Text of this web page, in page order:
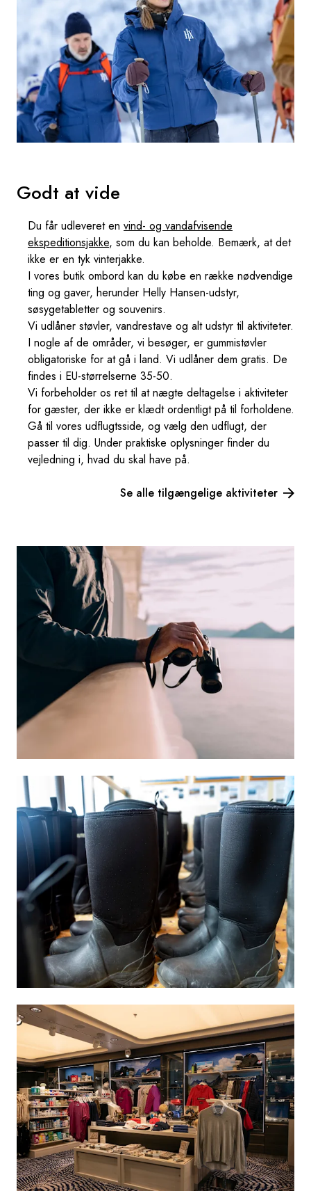
Godt at vide
Du får udleveret en vind- og vandafvisende
ekspeditionsjakke, som du kan beholde. Bemærk, at det
ikke er en tyk vinterjakke.
I vores butik ombord kan du købe en række nødvendige
ting og gaver, herunder Helly Hansen-udstyr,
søsygetabletter og souvenirs.
Vi udlåner støvler, vandrestave og alt udstyr til aktiviteter.
I nogle af de områder, vi besøger, er gummistøvler
obligatoriske for at gå i land. Vi udlåner dem gratis. De
findes i EU-størrelserne 35-50.
Vi forbeholder os ret til at nægte deltagelse i aktiviteter
for gæster, der ikke er klædt ordentligt på til forholdene.
Gå til vores udflugtsside, og vælg den udflugt, der
passer til dig. Under praktiske oplysninger finder du
vejledning i, hvad du skal have på.
Se alle tilgængelige aktiviteter